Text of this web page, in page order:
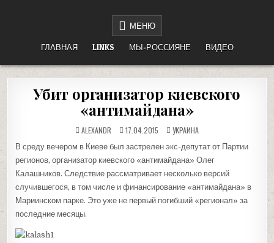
МЕНЮ
ГЛАВНАЯ LINKS МЫ-РОССИЯНЕ ВИДЕО
Убит организатор киевского
«антимайдана»
ALEXANDR 17.04.2015 ОПУБЛИКОВАНО
В
УКРАИНА
В среду вечером в Киеве был застрелен экс-депутат от Партии
регионов, организатор киевского «антимайдана» Олег
Калашников. Следствие рассматривает несколько версий
случившегося, в том числе и финансирование «антимайдана» в
Мариинском парке. Это уже не первый погибший «регионал» за
последние месяцы.